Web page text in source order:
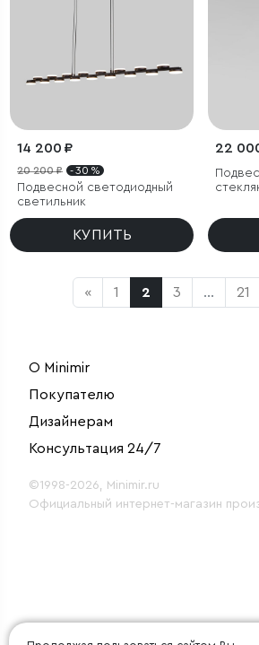
14 200 ₽
20 200 ₽ - 30 %
Подвесной светодиодный
светильник
КУПИТЬ
22
« 1 2 3 ... 21
О Minimir
Покупателю
Дизайнерам
Консультация 24/7
©1998-2026, Minimir.ru
Официальный интернет-магазин